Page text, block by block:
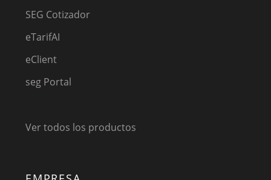
SEG Cotizador
eTarifAI
eClient
seg Portal
Ver todos los productos